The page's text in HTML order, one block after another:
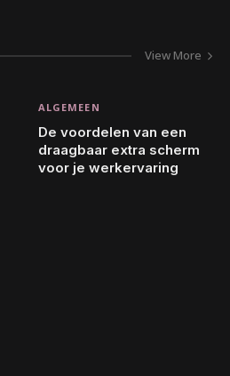
View More
ALGEMEEN
De voordelen van een
draagbaar extra scherm
voor je werkervaring